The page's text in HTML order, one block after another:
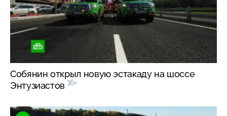
Собянин открыл новую эстакаду на шоссе
Энтузиастов 16+